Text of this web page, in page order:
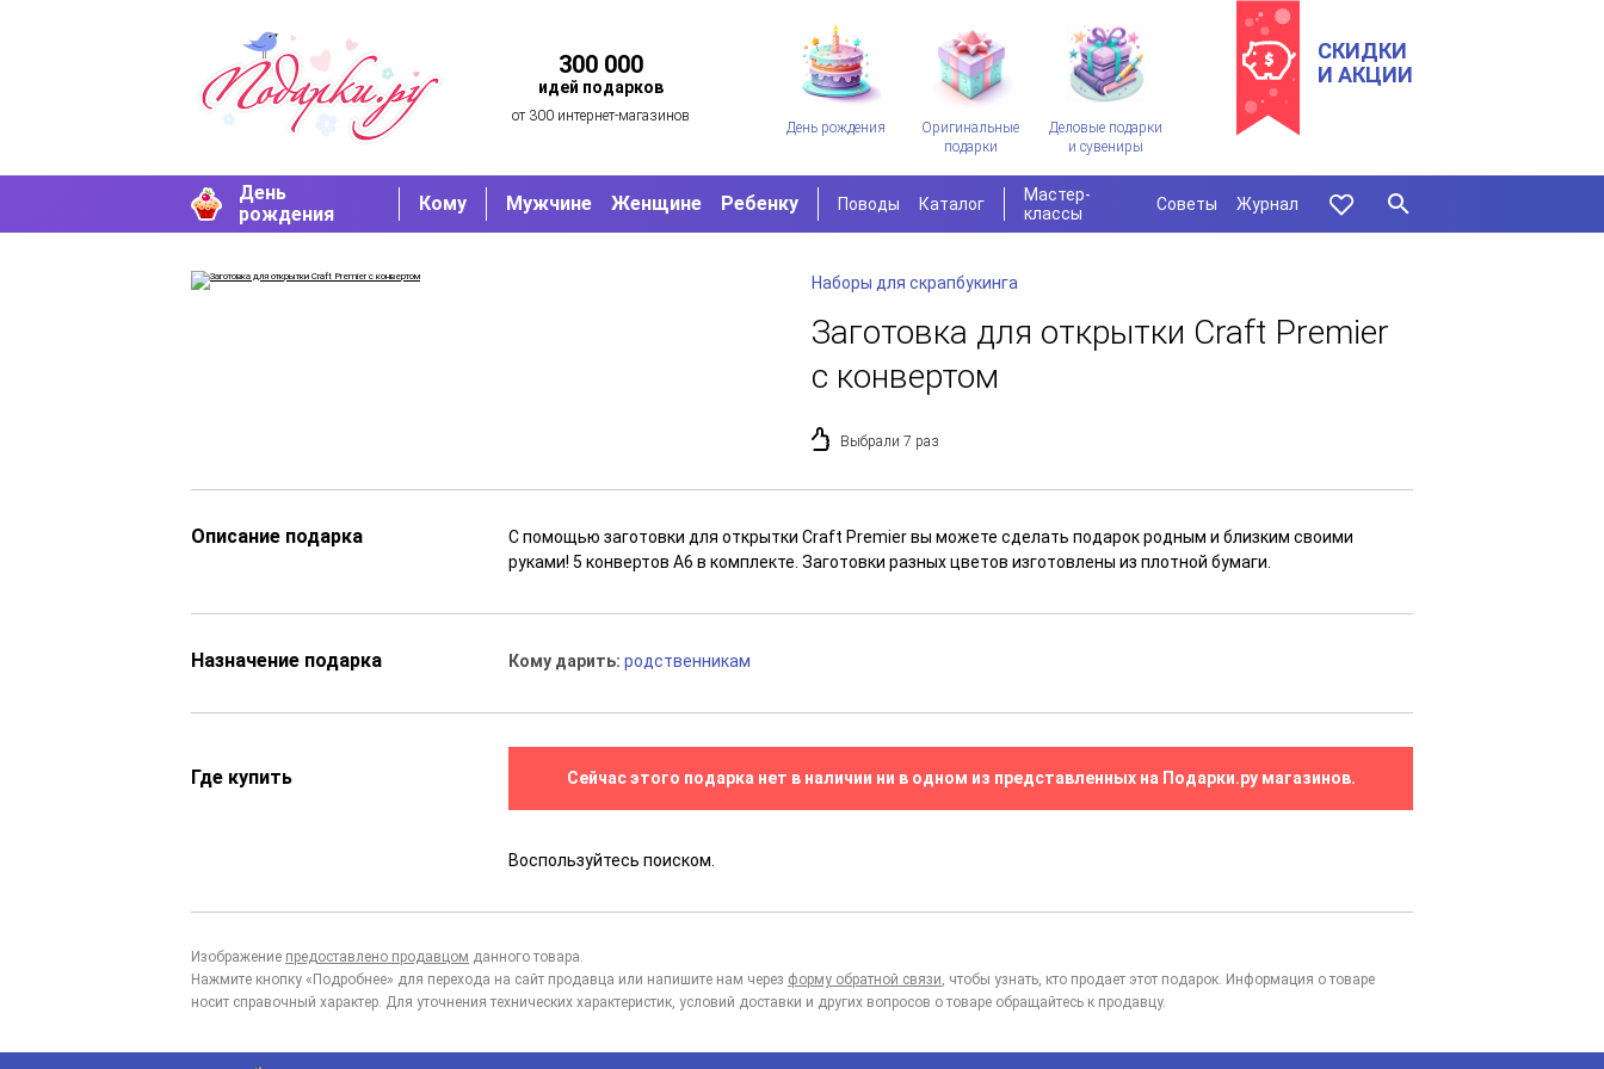
300 000
идей подарков
от 300 интернет-магазинов
День рождения
Оригинальные
подарки
Деловые подарки
и сувениры
СКИДКИ
И АКЦИИ
День
рождения
Кому Мужчине Женщине Ребенку Поводы Каталог
Мастер-
классы
Советы Журнал
Наборы для скрапбукинга
Заготовка для открытки Craft Premier
с конвертом
Выбрали 7 раз
Описание подарка
С помощью заготовки для открытки Craft Premier вы можете сделать подарок родным и близким своими
руками! 5 конвертов А6 в комплекте. Заготовки разных цветов изготовлены из плотной бумаги.
Назначение подарка Кому дарить:родственникам
Где купить Сейчас этого подарка нет в наличии ни в одном из представленных на Подарки.ру магазинов.
Воспользуйтесь поиском.
Изображение предоставлено продавцом данного товара.
Нажмите кнопку «Подробнее» для перехода на сайт продавца или напишите нам через форму обратной связи, чтобы узнать, кто продает этот подарок. Информация о товаре
носит справочный характер. Для уточнения технических характеристик, условий доставки и других вопросов о товаре обращайтесь к продавцу.